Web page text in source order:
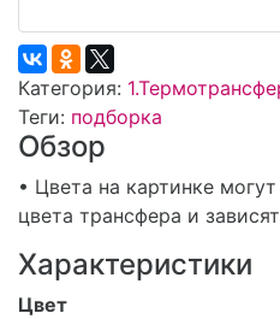
Категория:
Теги: подборка
Обзор
• Цвета на картинке
цвета трансфера и
Характеристики
Цвет